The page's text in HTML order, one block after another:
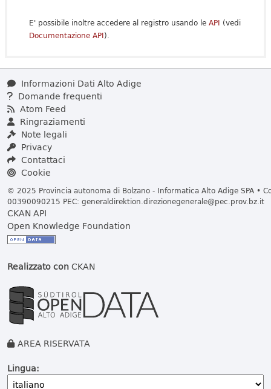
E' possibile inoltre accedere al registro usando le API (vedi
Documentazione API).
Informazioni Dati Alto Adige
Domande frequenti
Atom Feed
Ringraziamenti
Note legali
Privacy
Contattaci
Cookie
© 2025 Provincia autonoma di Bolzano - Informatica Alto Adige SPA •
00390090215 PEC: generaldirektion.direzionegenerale@pec.prov.bz.it
CKAN API
Open Knowledge Foundation
Realizzato conCKAN
AREA RISERVATA
Lingua